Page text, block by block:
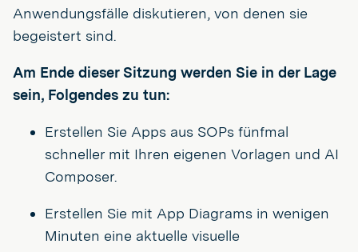
Anwendungsfälle diskutieren, von denen sie
begeistert sind.
Am Ende dieser Sitzung werden Sie in der Lage
sein, Folgendes zu tun:
Erstellen Sie Apps aus SOPs fünfmal
schneller mit Ihren eigenen Vorlagen und AI
Composer.
Erstellen Sie mit App Diagrams in wenigen
Minuten eine aktuelle visuelle